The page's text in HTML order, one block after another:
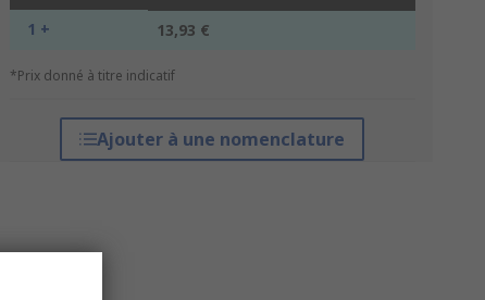
1 + 13,93 €
*Prix donné à titre indicatif
Ajouter à une nomenclature